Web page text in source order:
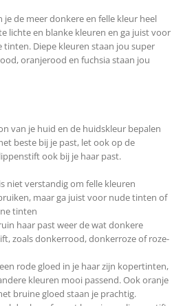
de meer donkere en felle kleur heel
lichte en blanke kleuren en ga juist voor
tinten. Diepe kleuren staan jou super
oranjerood en fuchsia staan jou
van je huid en de huidskleur bepalen
beste bij je past, let ook op de
ook bij je haar past.
niet verstandig om felle kleuren
maar ga juist voor nude tinten of
tinten
haar past weer de wat donkere
zoals donkerrood, donkerroze of roze-
rode gloed in je haar zijn kopertinten,
kleuren mooi passend. Ook oranje
bruine gloed staan je prachtig.